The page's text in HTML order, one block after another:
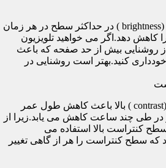
تنظیمات روشنایی تلویزیون (brightness ) در حداکثر سطح در هر زمان
کاهش دهد.اگر می خواهید تلویزیون
روشنایی بیش از حد صفحه که باعث
کنید.بهتر است روشنایی در
استفاده از سطح کنتراست (contrast ) بالا باعث کاهش طول عمر
طی چند ساعت کاهش می یابد.زیرا از
کنتراست بالا استفاده می
که سطح کنتراست را هر از گاهی تغییر